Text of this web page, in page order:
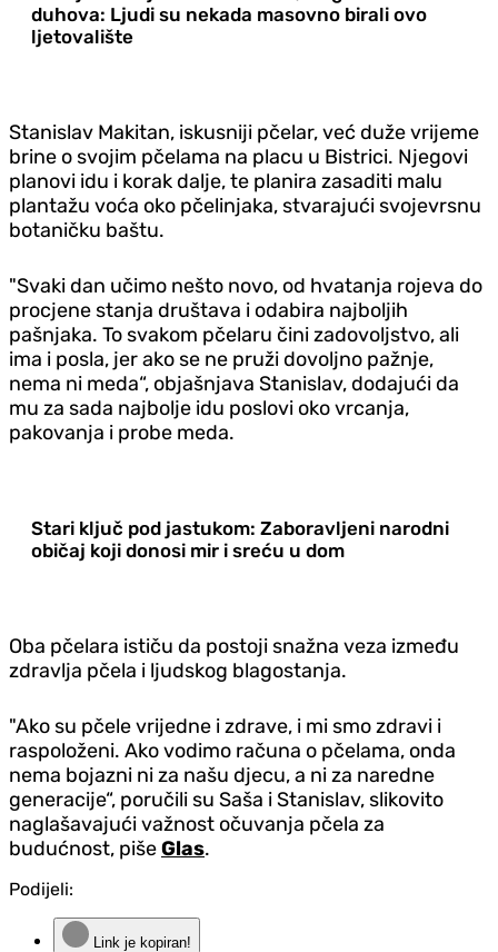
duhova: Ljudi su nekada masovno birali ovo
ljetovalište
Stanislav Makitan, iskusniji pčelar, već duže vrijeme
brine o svojim pčelama na placu u Bistrici. Njegovi
planovi idu i korak dalje, te planira zasaditi malu
plantažu voća oko pčelinjaka, stvarajući svojevrsnu
botaničku baštu.
"Svaki dan učimo nešto novo, od hvatanja rojeva do
procjene stanja društava i odabira najboljih
pašnjaka. To svakom pčelaru čini zadovoljstvo, ali
ima i posla, jer ako se ne pruži dovoljno pažnje,
nema ni meda“, objašnjava Stanislav, dodajući da
mu za sada najbolje idu poslovi oko vrcanja,
pakovanja i probe meda.
Stari ključ pod jastukom: Zaboravljeni narodni
običaj koji donosi mir i sreću u dom
Oba pčelara ističu da postoji snažna veza između
zdravlja pčela i ljudskog blagostanja.
"Ako su pčele vrijedne i zdrave, i mi smo zdravi i
raspoloženi. Ako vodimo računa o pčelama, onda
nema bojazni ni za našu djecu, a ni za naredne
generacije“, poručili su Saša i Stanislav, slikovito
naglašavajući važnost očuvanja pčela za
budućnost, pišeGlas.
Podijeli:
Link je kopiran!